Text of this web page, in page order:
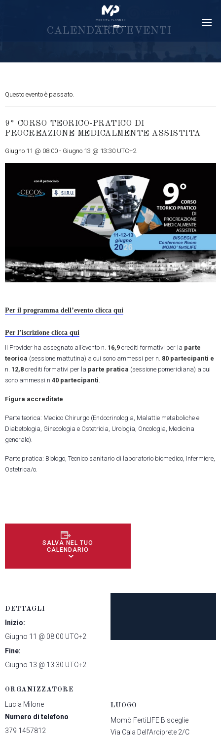
CALEN DARIO E VEN TI
Questo evento è passato.
9° CORSO TEORICO-PRATICO DI
PROCREAZIONE MEDICALMENTE ASSISTITA
Giugno 11 @ 08:00 - Giugno 13 @ 13:30 UTC+2
Per il programma dell’evento clicca qui
Per l’iscrizione clicca qui
Il Provider ha assegnato all’evento n. 16,9 crediti formativi per la parte
teorica (sessione mattutina) a cui sono ammessi per n. 80 partecipanti e
n. 12,8 crediti formativi per la parte pratica (sessione pomeridiana) a cui
sono ammessi n. 40 partecipanti
Figura accreditate
Parte teorica: Medico Chirurgo (Endocrinologia, Malattie metaboliche e
Diabetologia, Ginecologia e Ostetricia, Urologia, Oncologia, Medicina
generale).
Parte pratica: Biologo, Tecnico sanitario di laboratorio biomedico, Infermiere,
Ostetrica/o.
SALVA NEL TUO
CALENDARIO
DETTAGLI
Inizio:
Giugno 11 @ 08:00 UTC+2
Fine:
Giugno 13 @ 13:30 UTC+2
ORGANIZZATORE
Lucia Milone
Numero di telefono
379 1457812
LUOGO
Momò FertiLIFE Bisceglie
Via Cala Dell'Arciprete 2/C